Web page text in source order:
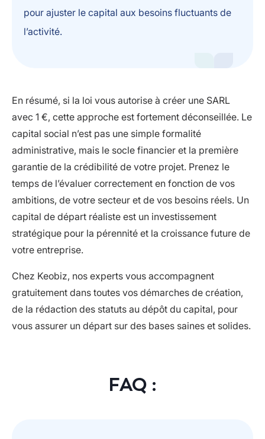
pour ajuster le capital aux besoins fluctuants de
l’activité.
En résumé, si la loi vous autorise à créer une SARL
avec 1 €, cette approche est fortement déconseillée. Le
capital social n’est pas une simple formalité
administrative, mais le socle financier et la première
garantie de la crédibilité de votre projet. Prenez le
temps de l’évaluer correctement en fonction de vos
ambitions, de votre secteur et de vos besoins réels. Un
capital de départ réaliste est un investissement
stratégique pour la pérennité et la croissance future de
votre entreprise.
Chez Keobiz, nos experts vous accompagnent
gratuitement dans toutes vos démarches de création,
de la rédaction des statuts au dépôt du capital, pour
vous assurer un départ sur des bases saines et solides.
FAQ :